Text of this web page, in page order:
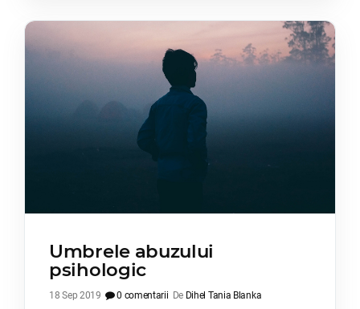
Umbrele abuzului
psihologic
18 Sep 2019 0 comentarii De Dihel Tania Blanka